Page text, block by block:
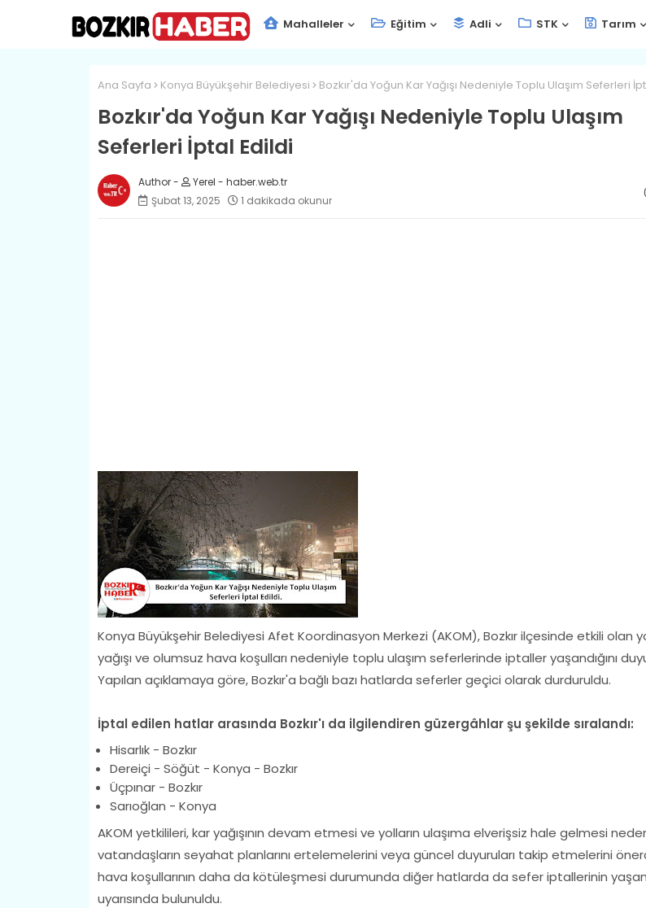
Mahalleler Eğitim Adli STK Tarım
Ana Sayfa Konya Büyükşehir Belediyesi Bozkır'da Yoğun Kar Yağışı Nedeniyle Toplu Ulaşım Seferleri
Bozkır'da Yoğun Kar Yağışı Nedeniyle Toplu Ulaşım
Seferleri İptal Edildi
Yerel - haber.web.tr
Şubat 13, 2025
1 dakikada okunur
Konya Büyükşehir Belediyesi Afet Koordinasyon Merkezi (AKOM), Bozkır ilçesinde etkili olan
yağışı ve olumsuz hava koşulları nedeniyle toplu ulaşım seferlerinde iptaller yaşandığını
Yapılan açıklamaya göre, Bozkır'a bağlı bazı hatlarda seferler geçici olarak durduruldu.
İptal edilen hatlar arasında Bozkır'ı da ilgilendiren güzergâhlar şu şekilde sıralandı:
Hisarlık - Bozkır
Dereiçi - Söğüt - Konya - Bozkır
Üçpınar - Bozkır
Sarıoğlan - Konya
AKOM yetkilileri, kar yağışının devam etmesi ve yolların ulaşıma elverişsiz hale gelmesi
vatandaşların seyahat planlarını ertelemelerini veya güncel duyuruları takip etmelerini
hava koşullarının daha da kötüleşmesi durumunda diğer hatlarda da sefer iptallerinin
uyarısında bulunuldu.